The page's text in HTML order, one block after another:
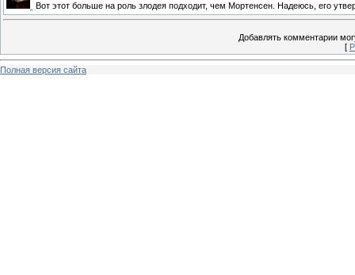
Вот этот больше на роль злодея подходит, чем Мортенсен. Надеюсь, его
Добавлять комментарии
[
Полная версия сайта